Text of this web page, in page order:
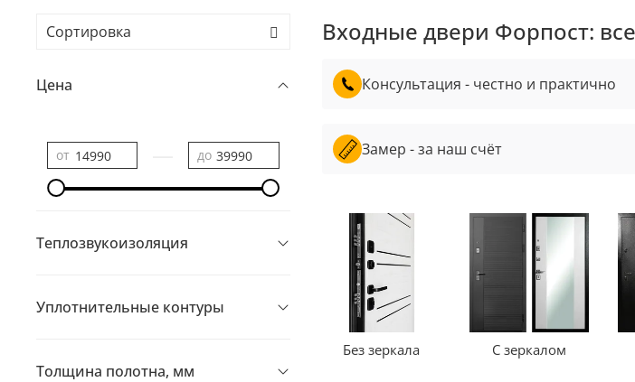
Входные двери Форпост:
Консультация - честно и практично
Замер - за наш счёт
Без зеркала С зеркалом
Цена
от до
Теплозвукоизоляция
Уплотнительные контуры
Толщина полотна, мм